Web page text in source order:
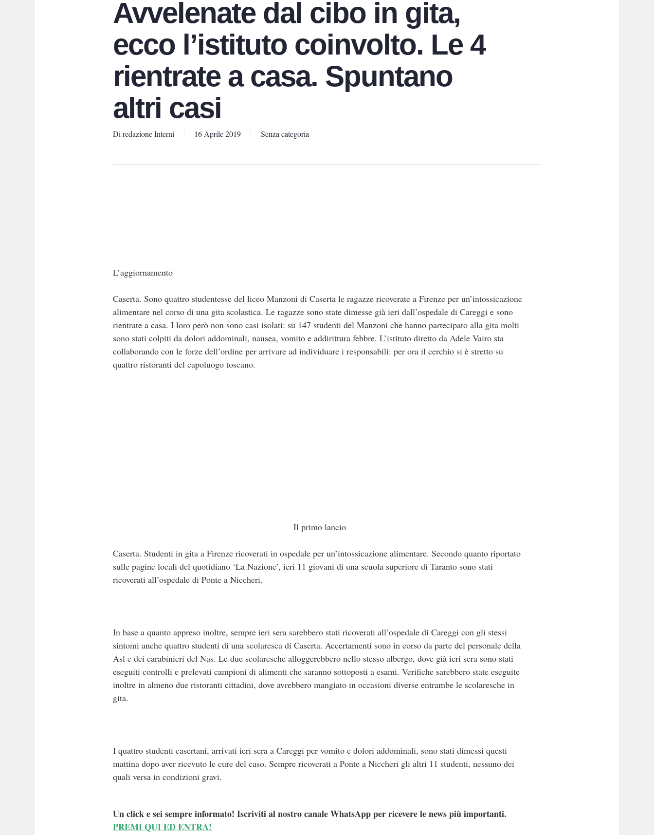
Avvelenate dal cibo in gita,
ecco l’istituto coinvolto. Le 4
rientrate a casa. Spuntano
altri casi
Di redazione Interni 16 Aprile 2019 Senza categoria
L’aggiornamento
Caserta. Sono quattro studentesse del liceo Manzoni di Caserta le ragazze ricoverate a Firenze per un’intossicazione
alimentare nel corso di una gita scolastica. Le ragazze sono state dimesse già ieri dall’ospedale di Careggi e sono
rientrate a casa. I loro però non sono casi isolati: su 147 studenti del Manzoni che hanno partecipato alla gita molti
sono stati colpiti da dolori addominali, nausea, vomito e addirittura febbre. L’istituto diretto da Adele Vairo sta
collaborando con le forze dell’ordine per arrivare ad individuare i responsabili: per ora il cerchio si è stretto su
quattro ristoranti del capoluogo toscano.
Il primo lancio
Caserta. Studenti in gita a Firenze ricoverati in ospedale per un’intossicazione alimentare. Secondo quanto riportato
sulle pagine locali del quotidiano ‘La Nazione’, ieri 11 giovani di una scuola superiore di Taranto sono stati
ricoverati all’ospedale di Ponte a Niccheri.
In base a quanto appreso inoltre, sempre ieri sera sarebbero stati ricoverati all’ospedale di Careggi con gli stessi
sintomi anche quattro studenti di una scolaresca di Caserta. Accertamenti sono in corso da parte del personale della
Asl e dei carabinieri del Nas. Le due scolaresche alloggerebbero nello stesso albergo, dove già ieri sera sono stati
eseguiti controlli e prelevati campioni di alimenti che saranno sottoposti a esami. Verifiche sarebbero state eseguite
inoltre in almeno due ristoranti cittadini, dove avrebbero mangiato in occasioni diverse entrambe le scolaresche in
gita.
I quattro studenti casertani, arrivati ieri sera a Careggi per vomito e dolori addominali, sono stati dimessi questi
mattina dopo aver ricevuto le cure del caso. Sempre ricoverati a Ponte a Niccheri gli altri 11 studenti, nessuno dei
quali versa in condizioni gravi.
Un click e sei sempre informato! Iscriviti al nostro canale WhatsApp per ricevere le news più importanti.
PREMI QUI ED ENTRA!